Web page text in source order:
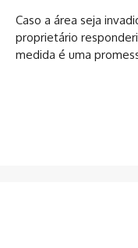
Caso a área seja
proprietário
medida é uma